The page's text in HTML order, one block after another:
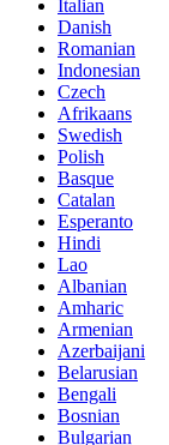
Italian
Danish
Romanian
Indonesian
Czech
Afrikaans
Swedish
Polish
Basque
Catalan
Esperanto
Hindi
Lao
Albanian
Amharic
Armenian
Azerbaijani
Belarusian
Bengali
Bosnian
Bulgarian